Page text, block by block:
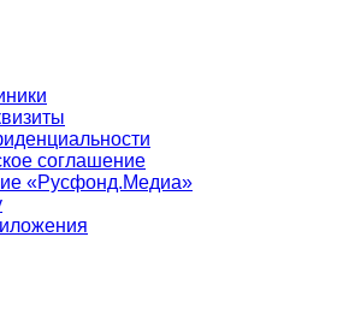
соглашение
«Русфонд.Медиа»